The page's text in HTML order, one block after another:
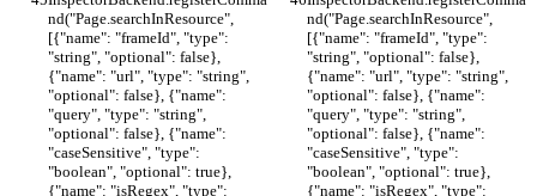
nd("Page.searchInResource",
[{"name": "frameId", "type":
"string", "optional": false},
{"name": "url", "type": "string",
"optional": false}, {"name":
"query", "type": "string",
"optional": false}, {"name":
"caseSensitive", "type":
"boolean", "optional": true},
{"name": "isRegex", "type":
nd("Page.searchInResource",
[{"name": "frameId", "type":
"string", "optional": false},
{"name": "url", "type": "string",
"optional": false}, {"name":
"query", "type": "string",
"optional": false}, {"name":
"caseSensitive", "type":
"boolean", "optional": true},
{"name": "isRegex", "type":